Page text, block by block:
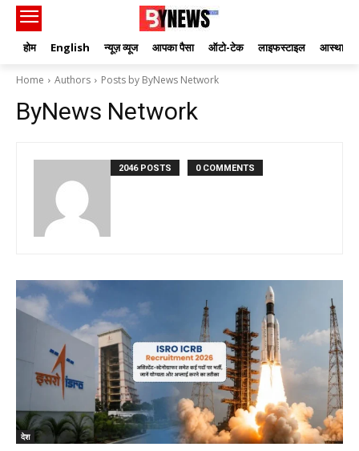
होम English न्यूज़ व्यूज आपका पैसा ऑटो-टेक लाइफस्टाइल आस्था
Home Authors Posts by ByNews Network
ByNews Network
2046 POSTS 0 COMMENTS
देश